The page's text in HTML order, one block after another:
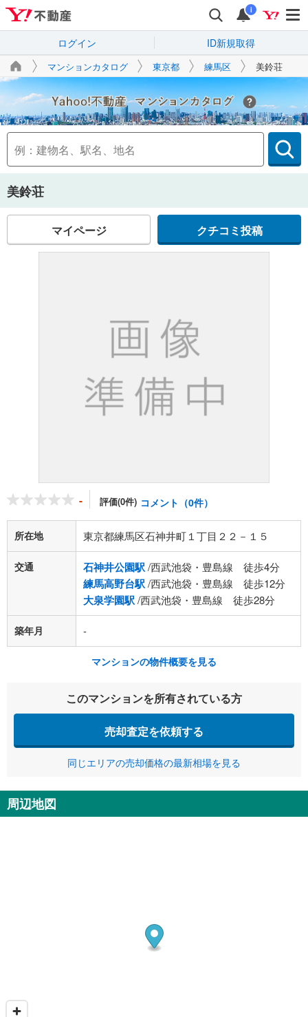
i
ログイン ID新規取得
マンションカタログ 東京都 練馬区 美鈴荘
Yahoo!不動産
美鈴荘
マイページ クチコミ投稿
- 評価(0件) コメント（0件）
所在地 東京都練馬区石神井町１丁目２２－１５
交通 石神井公園駅/西武池袋・豊島線 徒歩4分
練馬高野台駅/西武池袋・豊島線 徒歩12分
大泉学園駅/西武池袋・豊島線 徒歩28分
築年月 -
マンションの物件概要を見る
このマンションを所有されている方
売却査定を依頼する
同じエリアの売却価格の最新相場を見る
周辺地図